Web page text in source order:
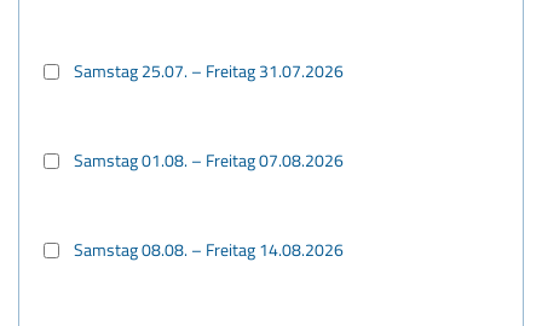
Samstag 25.07. – Freitag 31.07.2026
Samstag 01.08. – Freitag 07.08.2026
Samstag 08.08. – Freitag 14.08.2026